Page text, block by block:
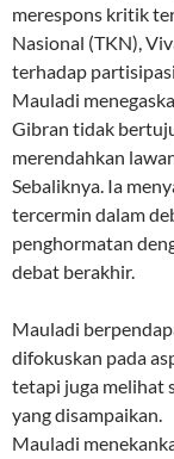
merespons kritik
Nasional (TKN),
terhadap
Mauladi
Gibran tidak
merendahkan
Sebaliknya. Ia
tercermin dalam
penghormatan
debat berakhir.
Mauladi
difokuskan pada
tetapi juga melihat
yang disampaikan.
Mauladi